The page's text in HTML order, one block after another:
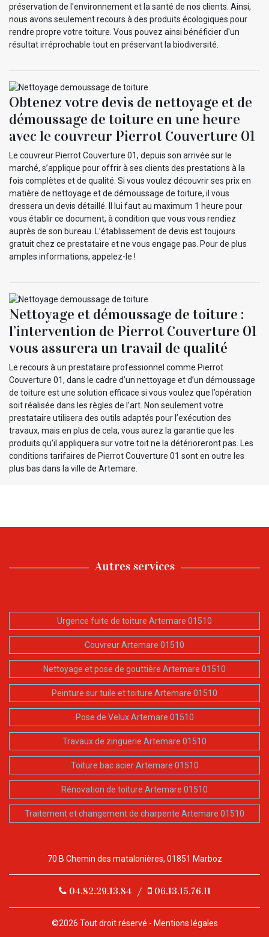
préservation de l'environnement et la santé de nos clients. Ainsi,
nous avons seulement recours à des produits écologiques pour
rendre propre votre toiture. Vous pouvez ainsi bénéficier d'un
résultat irréprochable tout en préservant la biodiversité.
Obtenez votre devis de nettoyage et de
démoussage de toiture en une heure
avec le couvreur Pierrot Couverture 01
Le couvreur Pierrot Couverture 01, depuis son arrivée sur le
marché, s’applique pour offrir à ses clients des prestations à la
fois complètes et de qualité. Si vous voulez découvrir ses prix en
matière de nettoyage et de démoussage de toiture, il vous
dressera un devis détaillé. Il lui faut au maximum 1 heure pour
vous établir ce document, à condition que vous vous rendiez
auprès de son bureau. L’établissement de devis est toujours
gratuit chez ce prestataire et ne vous engage pas. Pour de plus
amples informations, appelez-le !
Nettoyage et démoussage de toiture :
l’intervention de Pierrot Couverture 01
vous assurera un travail de qualité
Le recours à un prestataire professionnel comme Pierrot
Couverture 01, dans le cadre d’un nettoyage et d’un démoussage
de toiture est une solution efficace si vous voulez que l’opération
soit réalisée dans les règles de l’art. Non seulement votre
prestataire utilisera des outils adaptés pour l’exécution des
travaux, mais en plus de cela, vous aurez la garantie que les
produits qu’il appliquera sur votre toit ne la détérioreront pas. Les
conditions tarifaires de Pierrot Couverture 01 sont en outre les
plus bas dans la ville de Artemare.
Autres services
Urgence fuite de toiture Artemare 01510
Couvreur Artemare 01510
Nettoyage et pose de gouttière Artemare 01510
Peinture sur tuile et toiture Artemare 01510
Pose de Velux Artemare 01510
Travaux de zinguerie Artemare 01510
Toiture bac acier Artemare 01510
Rénovation de toiture Artemare 01510
Traitement et changement de charpente Artemare 01510
70 B Chemin des matalonières, 01851 Marboz
04.82.29.13.84 / 06.13.15.76.11
©2026 Tout droit réservé - Mentions légales